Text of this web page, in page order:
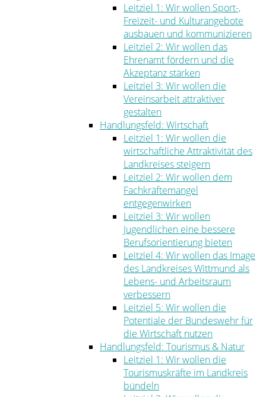
Leitziel 1: Wir wollen Sport-,
Freizeit- und Kulturangebote
ausbauen und kommunizieren
Leitziel 2: Wir wollen das
Ehrenamt fördern und die
Akzeptanz stärken
Leitziel 3: Wir wollen die
Vereinsarbeit attraktiver
gestalten
Handlungsfeld: Wirtschaft
Leitziel 1: Wir wollen die
wirtschaftliche Attraktivität des
Landkreises steigern
Leitziel 2: Wir wollen dem
Fachkräftemangel
entgegenwirken
Leitziel 3: Wir wollen
Jugendlichen eine bessere
Berufsorientierung bieten
Leitziel 4: Wir wollen das Image
des Landkreises Wittmund als
Lebens- und Arbeitsraum
verbessern
Leitziel 5: Wir wollen die
Potentiale der Bundeswehr für
die Wirtschaft nutzen
Handlungsfeld: Tourismus & Natur
Leitziel 1: Wir wollen die
Tourismuskräfte im Landkreis
bündeln